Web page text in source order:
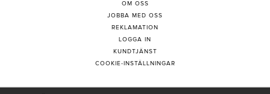
OM OSS
JOBBA MED OSS
REKLAMATION
LOGGA IN
KUNDTJÄNST
COOKIE-INSTÄLLNINGAR